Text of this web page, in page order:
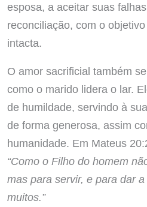
esposa, a aceitar suas
reconciliação, com o
intacta.
O amor sacrificial também
como o marido lidera o lar.
de humildade, servindo à
de forma generosa, assim
humanidade. Em Mateus
“Como o Filho do homem
mas para servir, e para dar
muitos.”